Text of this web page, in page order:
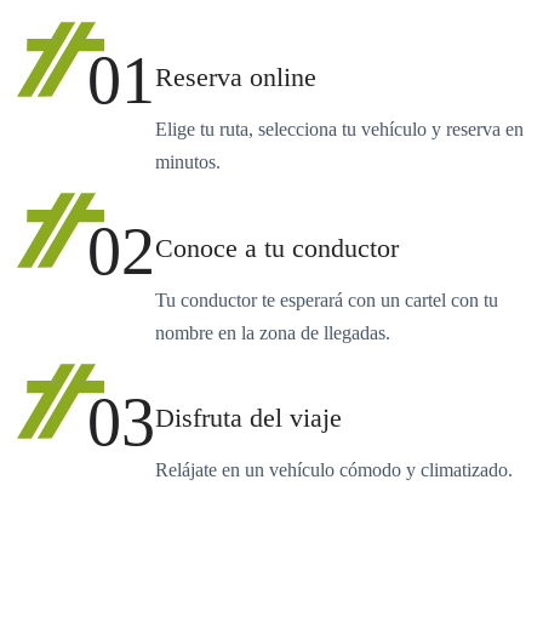
01Reserva online
Elige tu ruta, selecciona tu vehículo y reserva en
minutos.
02Conoce a tu conductor
Tu conductor te esperará con un cartel con tu
nombre en la zona de llegadas.
03Disfruta del viaje
Relájate en un vehículo cómodo y climatizado.